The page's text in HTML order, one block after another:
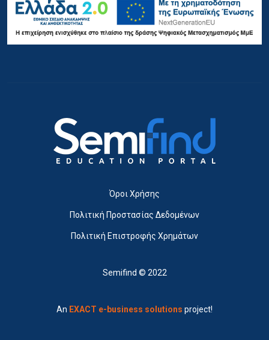
Όροι Χρήσης
Πολιτική Προστασίας Δεδομένων
Πολιτική Επιστροφής Χρημάτων
Semifind © 2022
An EXACT e-business solutions project!